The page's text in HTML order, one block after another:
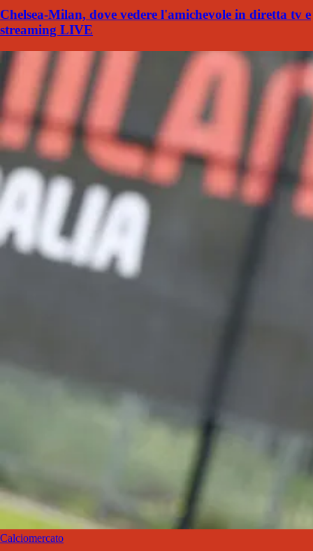
Chelsea-Milan, dove vedere l'amichevole in diretta tv e
streaming LIVE
Calciomercato